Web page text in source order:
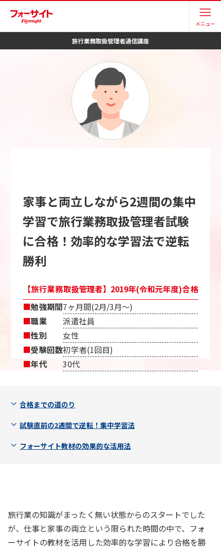
メニュー
旅行業務取扱管理者通信講座
家事と両立しながら2週間の集中
学習で旅行業務取扱管理者試験
に合格！効率的な学習法で逆転
勝利
【旅行業務取扱管理者】2019年(令和元年度)合格
■勉強期間7ヶ月間(2月/3月〜)
■職業
派遣社員
■性別
女性
■受験回数初学者(1回目)
■年代 30代
合格までの道のり
試験直前の2週間で逆転！集中学習法
フォーサイト教材の効果的な活用法
旅行業の知識がまったく無い状態からのスタートでした
が、仕事と家事の両立という限られた時間の中で、フォ
ーサイトの教材を活用した効率的な学習により合格を勝